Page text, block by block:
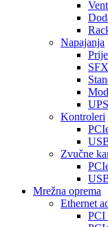
Napajanja
Kontroleri
Zvučne
Mrežna oprema
Ethernet
PCI